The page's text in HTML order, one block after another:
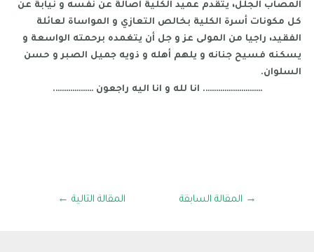
المصاب الجلل، يتقدم عميد الكلية أصالة عن نفسه و نيابة عن
كل مكونات أسرة الكلية بخالص التعازي و المواساة لعائلة
الفقيد، راجيا من المولى عز و جل أن يتغمده برحمته الواسعة و
يسكنه فسيح جنانه و يلهم أهله و ذويه جميل الصبر و حسن
السلوان.
………………………. انا لله و انا اليه راجعون ……………….
→ المقالة السابقة المقالة التالية ←